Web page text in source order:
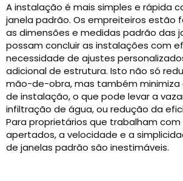
A instalação é mais simples e rápida
janela padrão. Os empreiteiros estão
as dimensões e medidas padrão das
possam concluir as instalações com
necessidade de ajustes
adicional de estrutura. Isto não só
mão-de-obra, mas também minimiza
de instalação, o que pode levar a
infiltração de água, ou redução da
Para proprietários que trabalham com
apertados, a velocidade e a
de janelas padrão são inestimáveis.